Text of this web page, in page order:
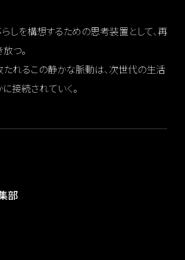
しを構想するための思考装置として、再
つ。
たれるこの静かな脈動は、次世代の生活
接続されていく。
部